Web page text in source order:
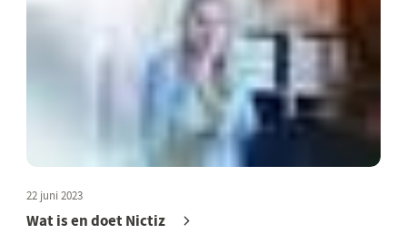
22 juni 2023
Wat is en doet Nictiz